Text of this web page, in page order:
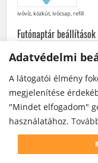
ivóvíz, közkút, ivócsap, refill
Futónaptár beállítások
minden futás ·
Futónaptár a
futóverseny / futás
üzemeltetője felelősséget
© futonaptar.info |
Adatvédelmi
A látogatói élmény
megjelenítése
"Mindet elfogadom"
használatához.